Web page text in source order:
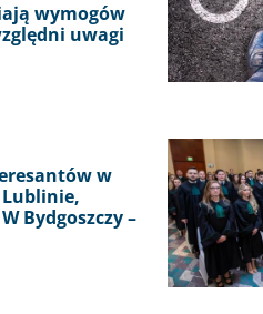
wymogów
uwagi
w
Bydgoszczy –
Obraz